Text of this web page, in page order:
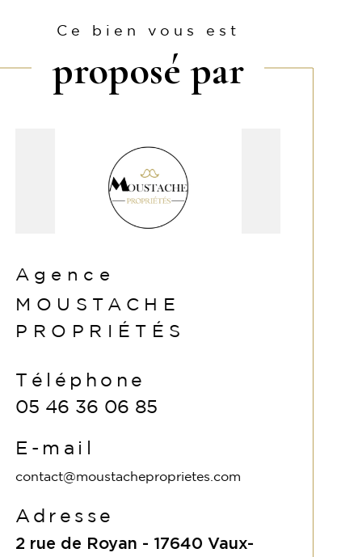
Ce bien vous est
proposé par
Agence
MOUSTACHE
PROPRIÉTÉS
Téléphone
05 46 36 06 85
E-mail
contact@moustacheproprietes.com
Adresse
2 rue de Royan - 17640 Vaux-